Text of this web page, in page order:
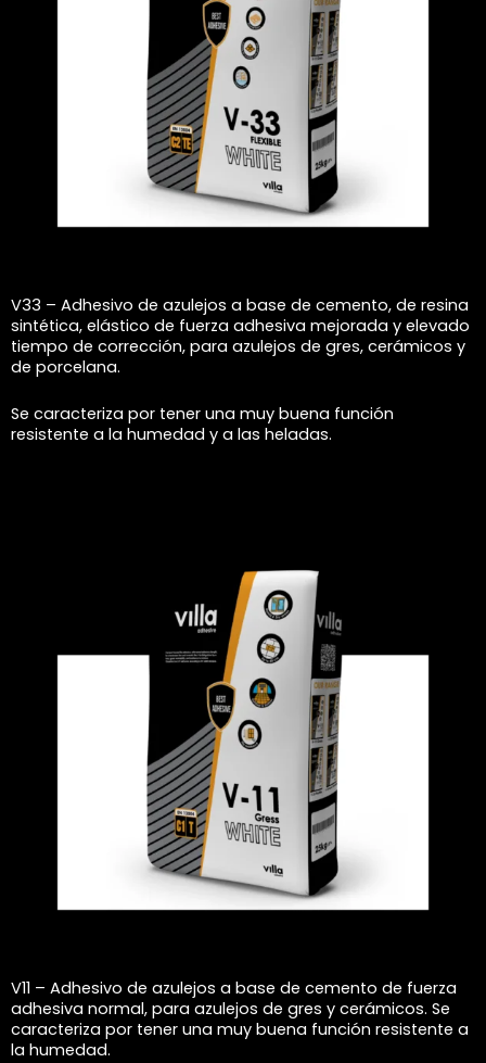
V33 – Adhesivo de azulejos a base de cemento, de resina
sintética, elástico de fuerza adhesiva mejorada y elevado
tiempo de corrección, para azulejos de gres, cerámicos y
de porcelana.
Se caracteriza por tener una muy buena función
resistente a la humedad y a las heladas.
V11 – Adhesivo de azulejos a base de cemento de fuerza
adhesiva normal, para azulejos de gres y cerámicos. Se
caracteriza por tener una muy buena función resistente a
la humedad.